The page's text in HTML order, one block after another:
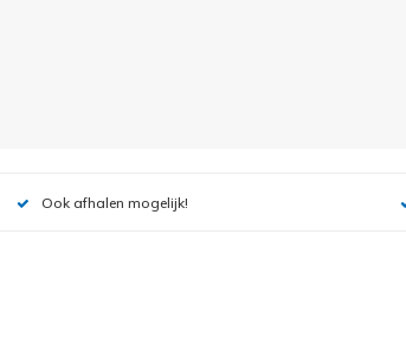
Ook afhalen mogelijk!